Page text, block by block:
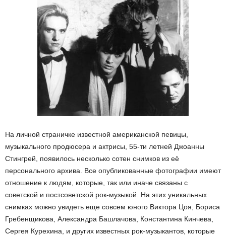
На личной страничке известной американской певицы,
музыкального продюсера и актрисы, 55-ти летней Джоанны
Стингрей, появилось несколько сотен снимков из её
персонального архива. Все опубликованные фотографии имеют
отношение к людям, которые, так или иначе связаны с
советской и постсоветской рок-музыкой. На этих уникальных
снимках можно увидеть еще совсем юного Виктора Цоя, Бориса
Гребенщикова, Александра Башлачова, Константина Кинчева,
Сергея Курехина, и других известных рок-музыкантов, которые